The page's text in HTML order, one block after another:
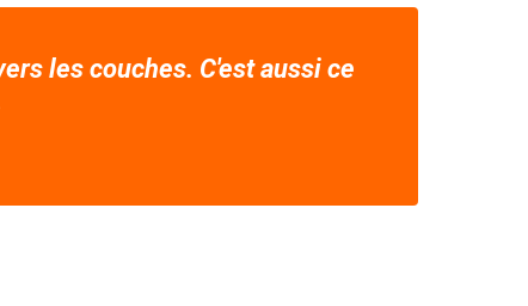
les couches. C'est aussi ce